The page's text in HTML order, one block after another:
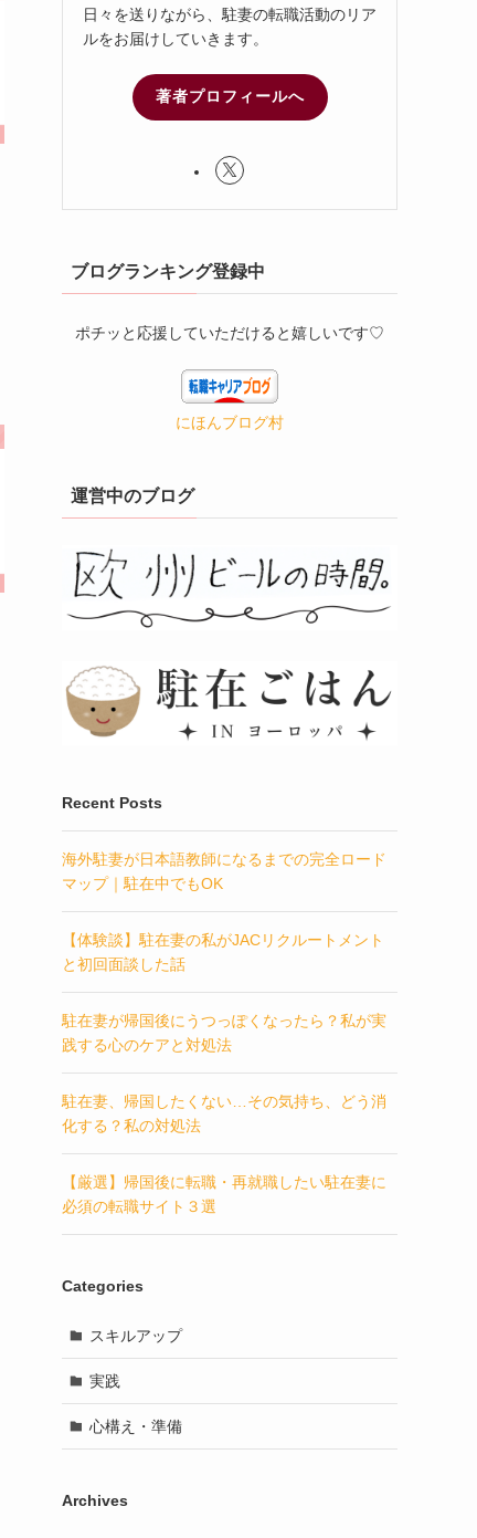
日々を送りながら、駐妻の転職活動のリア
ルをお届けしていきます。
著者プロフィールへ
ブログランキング登録中
ポチッと応援していただけると嬉しいです♡
にほんブログ村
運営中のブログ
Recent Posts
海外駐妻が日本語教師になるまでの完全ロード
マップ｜駐在中でもOK
【体験談】駐在妻の私がJACリクルートメント
と初回面談した話
駐在妻が帰国後にうつっぽくなったら？私が実
践する心のケアと対処法
駐在妻、帰国したくない…その気持ち、どう消
化する？私の対処法
【厳選】帰国後に転職・再就職したい駐在妻に
必須の転職サイト３選
Categories
スキルアップ
実践
心構え・準備
Archives